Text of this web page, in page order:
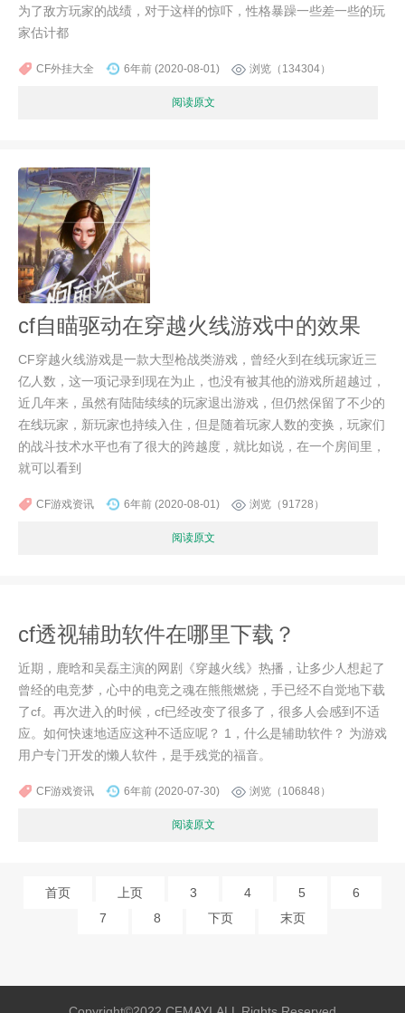
为了敌方玩家的战绩，对于这样的惊吓，性格暴躁一些差一些的玩
家估计都
CF外挂大全 6年前 (2020-08-01) 浏览（134304）
阅读原文
cf自瞄驱动在穿越火线游戏中的效果
CF穿越火线游戏是一款大型枪战类游戏，曾经火到在线玩家近三
亿人数，这一项记录到现在为止，也没有被其他的游戏所超越过，
近几年来，虽然有陆陆续续的玩家退出游戏，但仍然保留了不少的
在线玩家，新玩家也持续入住，但是随着玩家人数的变换，玩家们
的战斗技术水平也有了很大的跨越度，就比如说，在一个房间里，
就可以看到
CF游戏资讯 6年前 (2020-08-01) 浏览（91728）
阅读原文
cf透视辅助软件在哪里下载？
近期，鹿晗和吴磊主演的网剧《穿越火线》热播，让多少人想起了
曾经的电竞梦，心中的电竞之魂在熊熊燃烧，手已经不自觉地下载
了cf。再次进入的时候，cf已经改变了很多了，很多人会感到不适
应。如何快速地适应这种不适应呢？ 1，什么是辅助软件？ 为游戏
用户专门开发的懒人软件，是手残党的福音。
CF游戏资讯 6年前 (2020-07-30) 浏览（106848）
阅读原文
首页 上页 3 4 5
6
7
8 下页 末页